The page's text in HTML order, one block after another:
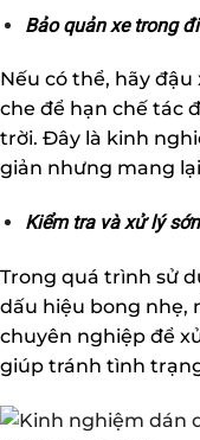
Bảo quản xe trong
Nếu có thể, hãy
che để hạn chế tác
trời. Đây là kinh
giản nhưng mang
Kiểm tra và xử lý
Trong quá trình sử
dấu hiệu bong nhẹ,
chuyên nghiệp để
giúp tránh tình